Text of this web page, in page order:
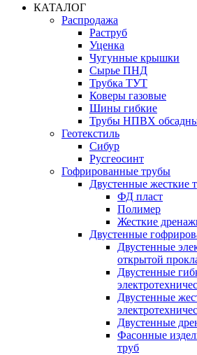
КАТАЛОГ
Распродажа
Раструб
Уценка
Чугунные крышки
Сырье ПНД
Трубка ТУТ
Коверы газовые
Шины гибкие
Трубы НПВХ
Геотекстиль
Сибур
Русгеосинт
Гофрированные трубы
Двустенные жесткие
ФД пласт
Полимер
Жесткие
Двустенные
Двустенные
открытой
Двустенные
Двустенные
Двустенные
Фасонные
труб